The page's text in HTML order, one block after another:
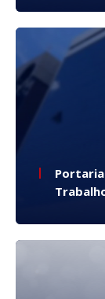
Portaria